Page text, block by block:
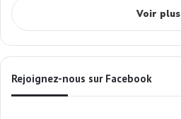
Voir plus
Rejoignez-nous sur Facebook